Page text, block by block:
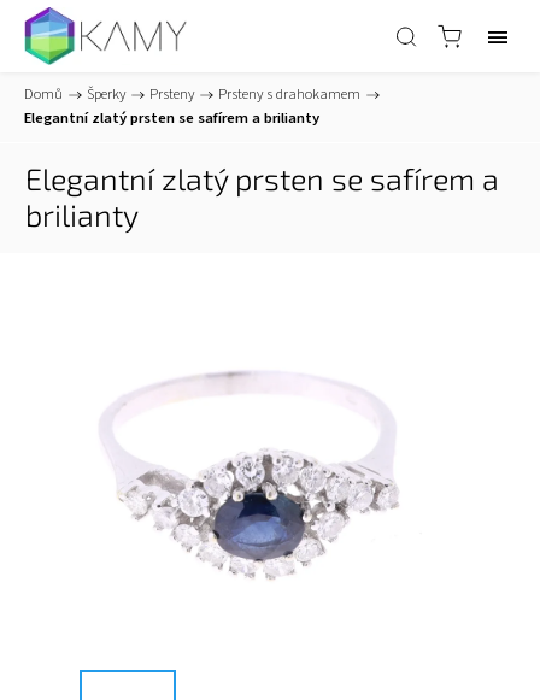
Domů / Šperky / Prsteny / Prsteny s drahokamem /
Elegantní zlatý prsten se safírem a brilianty
Elegantní zlatý prsten se safírem a
brilianty